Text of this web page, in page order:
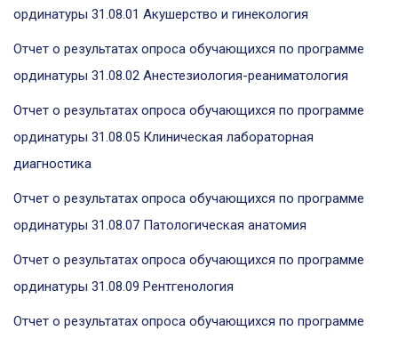
ординатуры 31.08.01 Акушерство и гинекология
Отчет о результатах опроса обучающихся по программе
ординатуры 31.08.02 Анестезиология-реаниматология
Отчет о результатах опроса обучающихся по программе
ординатуры 31.08.05 Клиническая лабораторная
диагностика
Отчет о результатах опроса обучающихся по программе
ординатуры 31.08.07 Патологическая анатомия
Отчет о результатах опроса обучающихся по программе
ординатуры 31.08.09 Рентгенология
Отчет о результатах опроса обучающихся по программе